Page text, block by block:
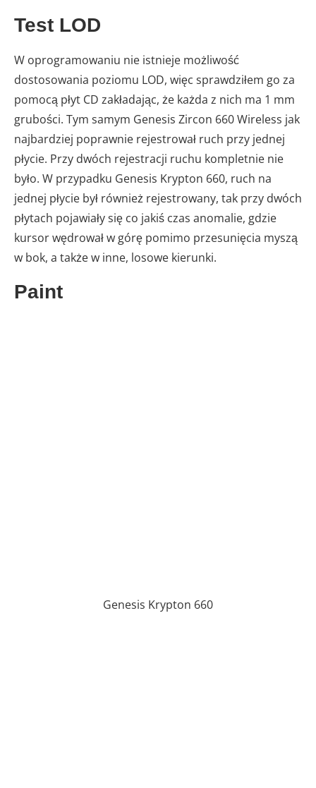
Test LOD
W oprogramowaniu nie istnieje możliwość
dostosowania poziomu LOD, więc sprawdziłem go za
pomocą płyt CD zakładając, że każda z nich ma 1 mm
grubości. Tym samym Genesis Zircon 660 Wireless jak
najbardziej poprawnie rejestrował ruch przy jednej
płycie. Przy dwóch rejestracji ruchu kompletnie nie
było. W przypadku Genesis Krypton 660, ruch na
jednej płycie był również rejestrowany, tak przy dwóch
płytach pojawiały się co jakiś czas anomalie, gdzie
kursor wędrował w górę pomimo przesunięcia myszą
w bok, a także w inne, losowe kierunki.
Paint
Genesis Krypton 660